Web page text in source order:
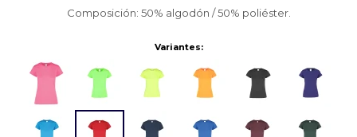
Composición: 50% algodón / 50% poliéster.
Variantes: